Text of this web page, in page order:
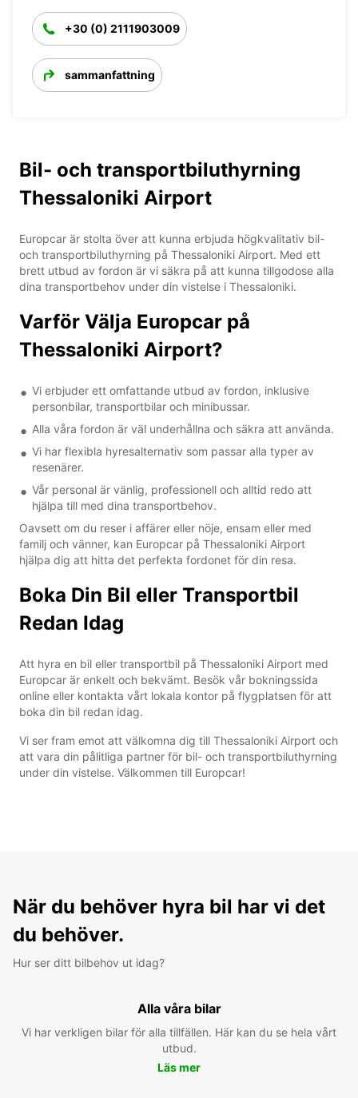
+30 (0) 2111903009
sammanfattning
Bil- och transportbiluthyrning
Thessaloniki Airport
Europcar är stolta över att kunna erbjuda högkvalitativ bil-
och transportbiluthyrning på Thessaloniki Airport. Med ett
brett utbud av fordon är vi säkra på att kunna tillgodose alla
dina transportbehov under din vistelse i Thessaloniki.
Varför Välja Europcar på
Thessaloniki Airport?
Vi erbjuder ett omfattande utbud av fordon, inklusive
personbilar, transportbilar och minibussar.
Alla våra fordon är väl underhållna och säkra att använda.
Vi har flexibla hyresalternativ som passar alla typer av
resenärer.
Vår personal är vänlig, professionell och alltid redo att
hjälpa till med dina transportbehov.
Oavsett om du reser i affärer eller nöje, ensam eller med
familj och vänner, kan Europcar på Thessaloniki Airport
hjälpa dig att hitta det perfekta fordonet för din resa.
Boka Din Bil eller Transportbil
Redan Idag
Att hyra en bil eller transportbil på Thessaloniki Airport med
Europcar är enkelt och bekvämt. Besök vår bokningssida
online eller kontakta vårt lokala kontor på flygplatsen för att
boka din bil redan idag.
Vi ser fram emot att välkomna dig till Thessaloniki Airport och
att vara din pålitliga partner för bil- och transportbiluthyrning
under din vistelse. Välkommen till Europcar!
När du behöver hyra bil har vi det
du behöver.
Hur ser ditt bilbehov ut idag?
Alla våra bilar
Vi har verkligen bilar för alla tillfällen. Här kan du se hela vårt
utbud.
Läs mer